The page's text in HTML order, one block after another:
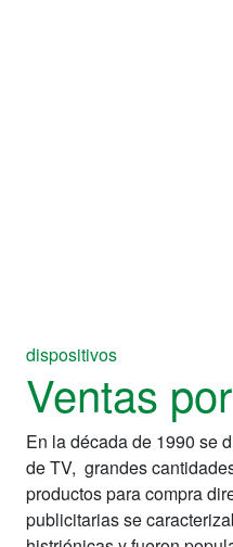
dispositivos
Ventas
En la década de 1990 se
de TV, grandes
productos para compra
publicitarias se